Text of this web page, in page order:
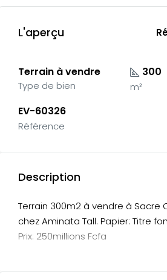
L'aperçu
Terrain à vendre
Type de bien
300
m²
EV-60326
Référence
Description
Terrain 300m2 à vendre à Sacre
chez Aminata Tall. Papier: Titre
Prix: 250millions Fcfa